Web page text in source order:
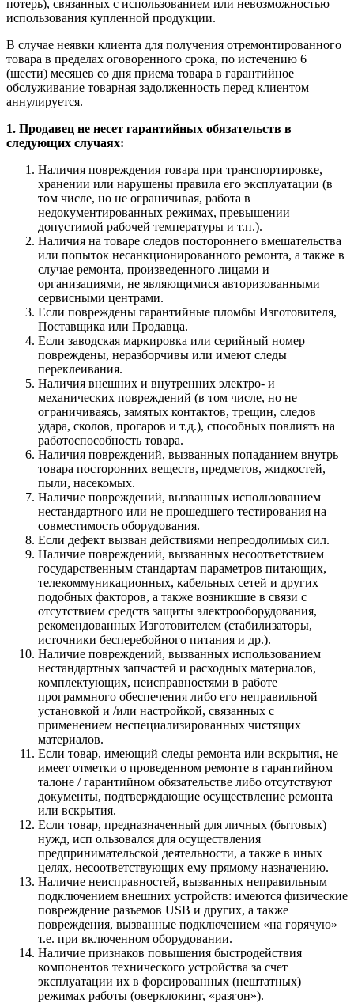
потерь), связанных с использованием или невозможностью
использования купленной продукции.
В случае неявки клиента для получения отремонтированного
товара в пределах оговоренного срока, по истечению 6
(шести) месяцев со дня приема товара в гарантийное
обслуживание товарная задолженность перед клиентом
аннулируется.
1. Продавец не несет гарантийных обязательств в
следующих случаях:
Наличия повреждения товара при транспортировке,
хранении или нарушены правила его эксплуатации (в
том числе, но не ограничивая, работа в
недокументированных режимах, превышении
допустимой рабочей температуры и т.п.).
Наличия на товаре следов постороннего вмешательства
или попыток несанкционированного ремонта, а также в
случае ремонта, произведенного лицами и
организациями, не являющимися авторизованными
сервисными центрами.
Если повреждены гарантийные пломбы Изготовителя,
Поставщика или Продавца.
Если заводская маркировка или серийный номер
повреждены, неразборчивы или имеют следы
переклеивания.
Наличия внешних и внутренних электро- и
механических повреждений (в том числе, но не
ограничиваясь, замятых контактов, трещин, следов
удара, сколов, прогаров и т.д.), способных повлиять на
работоспособность товара.
Наличия повреждений, вызванных попаданием внутрь
товара посторонних веществ, предметов, жидкостей,
пыли, насекомых.
Наличие повреждений, вызванных использованием
нестандартного или не прошедшего тестирования на
совместимость оборудования.
Если дефект вызван действиями непреодолимых сил.
Наличие повреждений, вызванных несоответствием
государственным стандартам параметров питающих,
телекоммуникационных, кабельных сетей и других
подобных факторов, а также возникшие в связи с
отсутствием средств защиты электрооборудования,
рекомендованных Изготовителем (стабилизаторы,
источники бесперебойного питания и др.).
Наличие повреждений, вызванных использованием
нестандартных запчастей и расходных материалов,
комплектующих, неисправностями в работе
программного обеспечения либо его неправильной
установкой и /или настройкой, связанных с
применением неспециализированных чистящих
материалов.
Если товар, имеющий следы ремонта или вскрытия, не
имеет отметки о проведенном ремонте в гарантийном
талоне / гарантийном обязательстве либо отсутствуют
документы, подтверждающие осуществление ремонта
или вскрытия.
Если товар, предназначенный для личных (бытовых)
нужд, исп ользовался для осуществления
предпринимательской деятельности, а также в иных
целях, несоответствующих ему прямому назначению.
Наличие неисправностей, вызванных неправильным
подключением внешних устройств: имеются физические
повреждение разъемов USB и других, а также
повреждения, вызванные подключением «на горячую»
т.е. при включенном оборудовании.
Наличие признаков повышения быстродействия
компонентов технического устройства за счет
эксплуатации их в форсированных (нештатных)
режимах работы (оверклокинг, «разгон»).